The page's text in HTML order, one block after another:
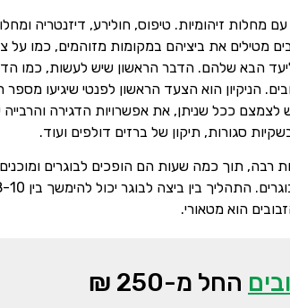
עם מחלות זיהומיות. טיפוס, חולירע, דיזנטריה
מטילים את ביציהם במקומות מזוהמים, כמו על
הבא שלהם. הדבר הראשון שיש לעשות, כמו
הניקיון הוא הצעד הראשון לפנטי שיגיעו
לצמצם ככל שניתן, את אפשרויות הדגירה
סגורות, תיקון של ברזים דולפים ועוד.
הוא מטאורי.
החל מ-250 ₪